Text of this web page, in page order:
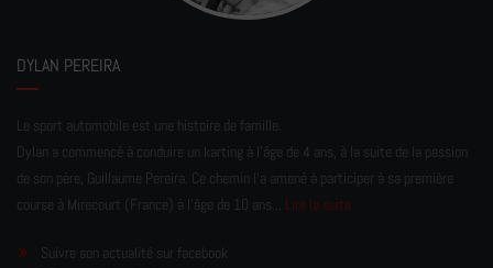
DYLAN PEREIRA
Le sport automobile est une histoire de famille.
Dylan a commencé à conduire un karting à l’âge de 4 ans, à la suite de la passion
de son père, Guillaume Pereira. Ce chemin l'a amené à participer à sa première
course à Mirecourt (France) à l'âge de 10 ans... Lire la suite
Suivre son actualité sur facebook